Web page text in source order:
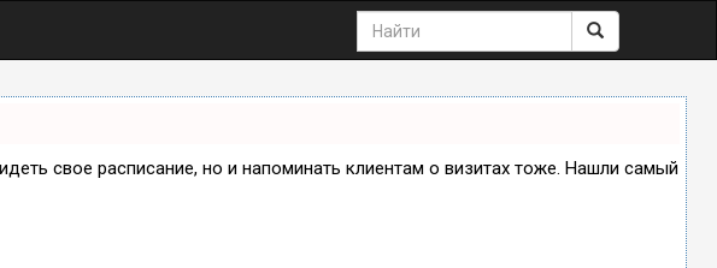
свое расписание, но и напоминать клиентам о визитах тоже. Нашли самый